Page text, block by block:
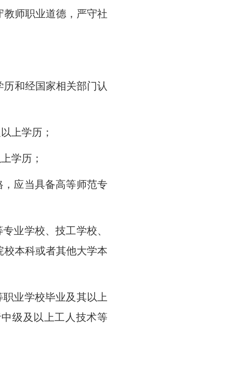
师职业道德，严守社
和经国家相关部门认
上学历；
学历；
应当具备高等师范专
业学校、技工学校、
本科或者其他大学本
业学校毕业及其以上
级及以上工人技术等